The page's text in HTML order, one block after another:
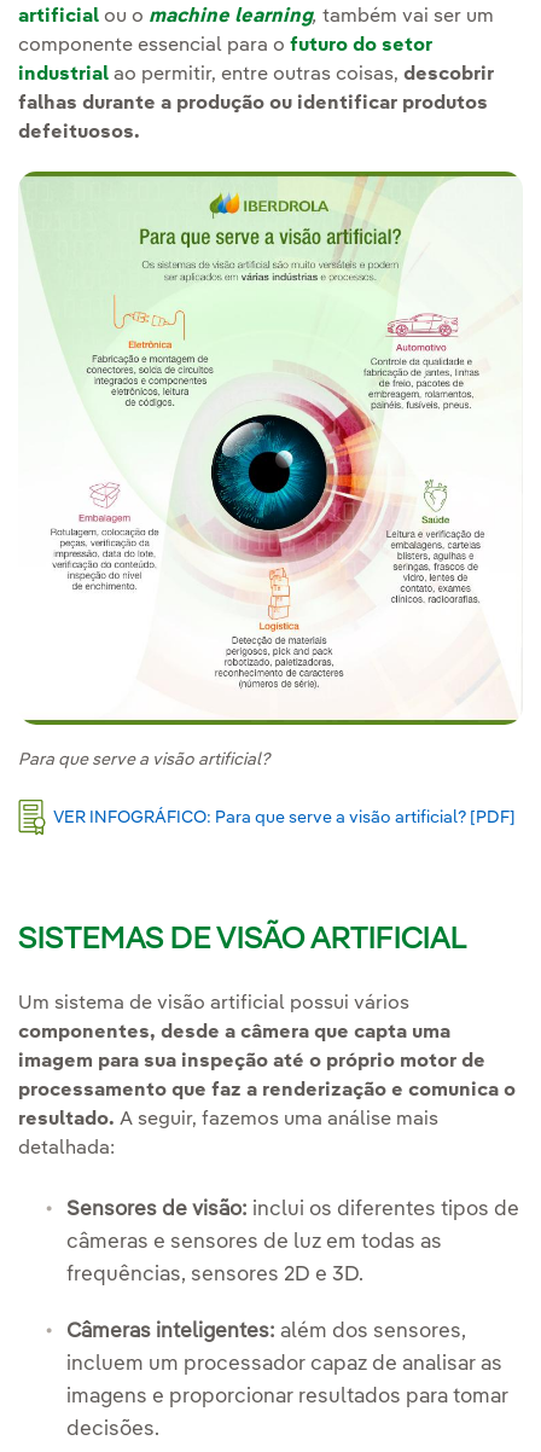
artificial ou o machine learning, também vai ser um
componente essencial para o futuro do setor
industrial ao permitir, entre outras coisas, descobrir
falhas durante a produção ou identificar produtos
defeituosos.
Para que serve a visão artificial?
VER INFOGRÁFICO: Para que serve a visão artificial? [PDF]
SISTEMAS DE VISÃO ARTIFICIAL
Um sistema de visão artificial possui vários
componentes, desde a câmera que capta uma
imagem para sua inspeção até o próprio motor de
processamento que faz a renderização e comunica o
resultado. A seguir, fazemos uma análise mais
detalhada:
Sensores de visão: inclui os diferentes tipos de
câmeras e sensores de luz em todas as
frequências, sensores 2D e 3D.
Câmeras inteligentes: além dos sensores,
incluem um processador capaz de analisar as
imagens e proporcionar resultados para tomar
decisões.